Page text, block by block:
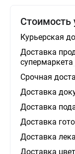
Стоимость
Курьерская
Доставка
супермаркета
Срочная
Доставка
Доставка
Доставка
Доставка
Доставка